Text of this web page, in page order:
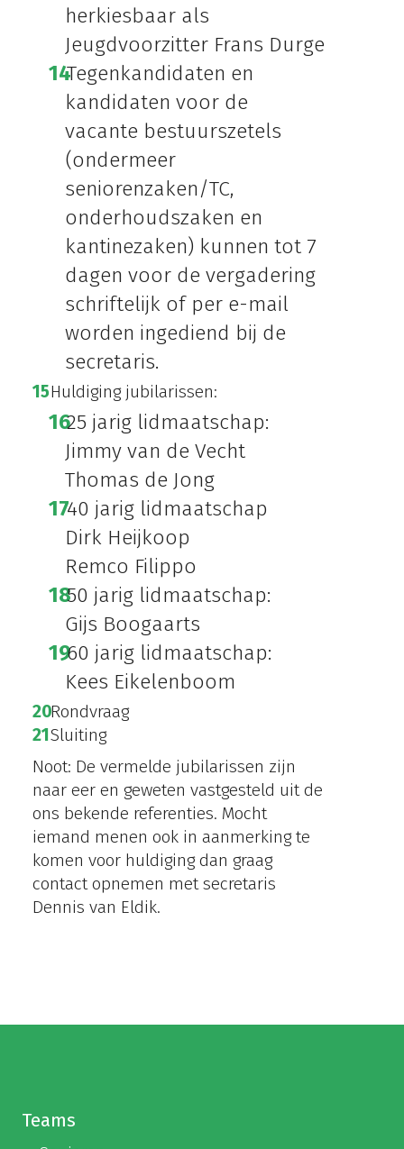
herkiesbaar als
Jeugdvoorzitter Frans Durge
Tegenkandidaten en
kandidaten voor de
vacante bestuurszetels
(ondermeer
seniorenzaken/TC,
onderhoudszaken en
kantinezaken) kunnen tot 7
dagen voor de vergadering
schriftelijk of per e-mail
worden ingediend bij de
secretaris.
Huldiging jubilarissen:
25 jarig lidmaatschap:
Jimmy van de Vecht
Thomas de Jong
40 jarig lidmaatschap
Dirk Heijkoop
Remco Filippo
50 jarig lidmaatschap:
Gijs Boogaarts
60 jarig lidmaatschap:
Kees Eikelenboom
Rondvraag
Sluiting
Noot: De vermelde jubilarissen zijn
naar eer en geweten vastgesteld uit de
ons bekende referenties. Mocht
iemand menen ook in aanmerking te
komen voor huldiging dan graag
contact opnemen met secretaris
Dennis van Eldik.
Teams